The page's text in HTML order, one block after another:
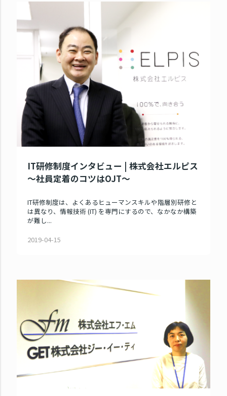
IT研修制度インタビュー | 株式会社エルピス
～社員定着のコツはOJT～
IT研修制度は、よくあるヒューマンスキルや階層別研修と
は異なり、情報技術 (IT) を専門にするので、なかなか構築
が難し...
2019-04-15